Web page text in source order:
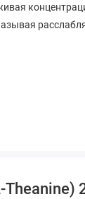
моллюсков